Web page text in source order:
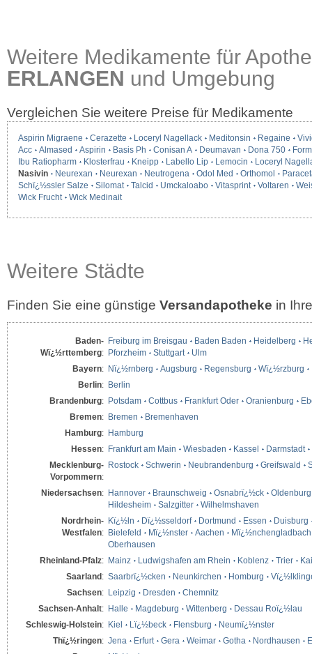
Weitere Medikamente für
ERLANGEN und Umgebung
Vergleichen Sie weitere Preise für Medikamente
Aspirin Migraene Cerazette Loceryl Nagellack Meditonsin Regaine
Acc
Almased Aspirin Basis Ph Conisan A Deumavan Dona 750
Ibu Ratiopharm
Klosterfrau Kneipp Labello Lip Lemocin
Loceryl
Nasivin
Neurexan Neurexan Neutrogena Odol Med Orthomol
Schï¿½ssler Salze
Silomat Talcid Umckaloabo Vitasprint Voltaren
Wick Frucht
Wick Medinait
Weitere Städte
Finden Sie eine günstige Versandapotheke in
Baden-
Wï¿½rttemberg:
Freiburg im Breisgau Baden Baden Heidelberg
Pforzheim
Stuttgart
Ulm
Bayern: Nï¿½rnberg Augsburg Regensburg Wï¿½rzburg
Berlin: Berlin
Brandenburg: Potsdam Cottbus Frankfurt Oder Oranienburg
Bremen: Bremen
Bremenhaven
Hamburg: Hamburg
Hessen: Frankfurt am Main Wiesbaden Kassel
Darmstadt
Mecklenburg-
Vorpommern:
Rostock Schwerin Neubrandenburg Greifswald
Niedersachsen: Hannover Braunschweig Osnabrï¿½ck
Oldenburg
Hildesheim
Salzgitter
Wilhelmshaven
Nordrhein-
Westfalen:
Kï¿½ln Dï¿½sseldorf Dortmund Essen
Duisburg
Bielefeld
Mï¿½nster Aachen
Mï¿½nchengladbach
Oberhausen
Rheinland-Pfalz: Mainz Ludwigshafen am Rhein Koblenz Trier
Saarland: Saarbrï¿½cken Neunkirchen Homburg
Sachsen: Leipzig Dresden
Chemnitz
Sachsen-Anhalt: Halle Magdeburg Wittenberg
Dessau Roï¿½lau
Schleswig-Holstein: Kiel Lï¿½beck Flensburg
Neumï¿½nster
Thï¿½ringen: Jena Erfurt Gera Weimar Gotha Nordhausen